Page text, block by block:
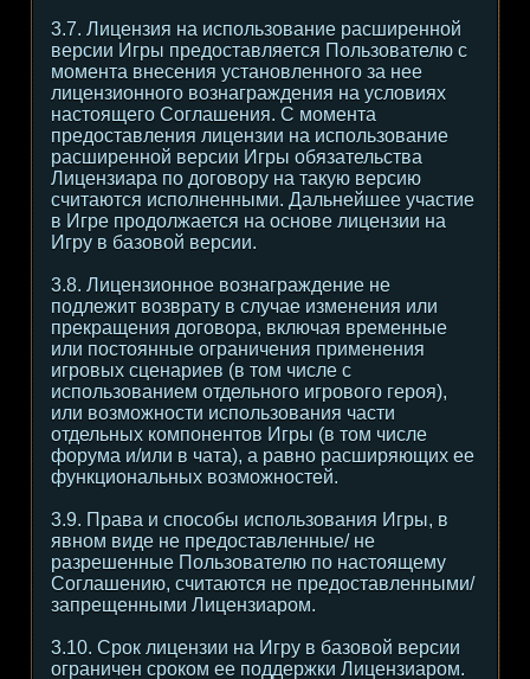
3.7. Лицензия на использование расширенной
версии Игры предоставляется Пользователю с
момента внесения установленного за нее
лицензионного вознаграждения на условиях
настоящего Соглашения. С момента
предоставления лицензии на использование
расширенной версии Игры обязательства
Лицензиара по договору на такую версию
считаются исполненными. Дальнейшее участие
в Игре продолжается на основе лицензии на
Игру в базовой версии.
3.8. Лицензионное вознаграждение не
подлежит возврату в случае изменения или
прекращения договора, включая временные
или постоянные ограничения применения
игровых сценариев (в том числе с
использованием отдельного игрового героя),
или возможности использования части
отдельных компонентов Игры (в том числе
форума и/или в чата), а равно расширяющих ее
функциональных возможностей.
3.9. Права и способы использования Игры, в
явном виде не предоставленные/ не
разрешенные Пользователю по настоящему
Соглашению, считаются не предоставленными/
запрещенными Лицензиаром.
3.10. Срок лицензии на Игру в базовой версии
ограничен сроком ее поддержки Лицензиаром.